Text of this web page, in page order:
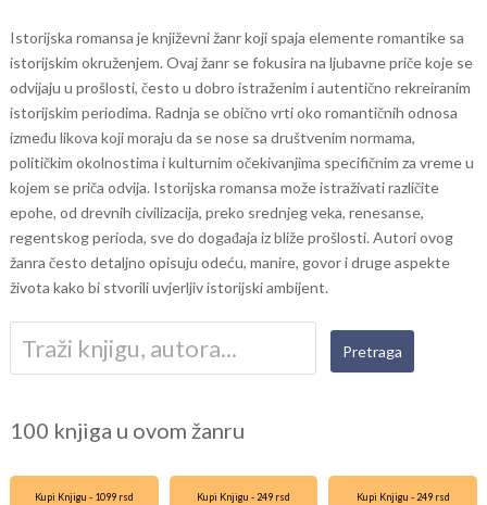
Istorijska romansa je književni žanr koji spaja elemente romantike sa
istorijskim okruženjem. Ovaj žanr se fokusira na ljubavne priče koje se
odvijaju u prošlosti, često u dobro istraženim i autentično rekreiranim
istorijskim periodima. Radnja se obično vrti oko romantičnih odnosa
između likova koji moraju da se nose sa društvenim normama,
političkim okolnostima i kulturnim očekivanjima specifičnim za vreme u
kojem se priča odvija. Istorijska romansa može istraživati različite
epohe, od drevnih civilizacija, preko srednjeg veka, renesanse,
regentskog perioda, sve do događaja iz bliže prošlosti. Autori ovog
žanra često detaljno opisuju odeću, manire, govor i druge aspekte
života kako bi stvorili uvjerljiv istorijski ambijent.
100 knjiga u ovom žanru
Kupi Knjigu - 1099 rsd Kupi Knjigu - 249 rsd Kupi Knjigu - 249 rsd